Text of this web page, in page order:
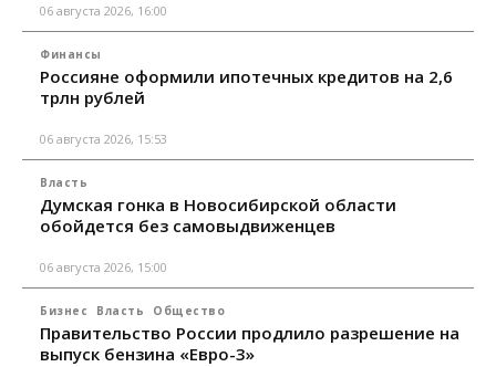
06 августа 2026, 16:00
Финансы
Россияне оформили ипотечных кредитов на 2,6
трлн рублей
06 августа 2026, 15:53
Власть
Думская гонка в Новосибирской области
обойдется без самовыдвиженцев
06 августа 2026, 15:00
Бизнес Власть Общество
Правительство России продлило разрешение на
выпуск бензина «Евро-3»